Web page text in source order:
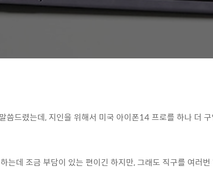
씀드렸는데, 지인을 위해서 미국 아이폰14 프로를 하나 더
는데 조금 부담이 있는 편이긴 하지만, 그래도 직구를 여러